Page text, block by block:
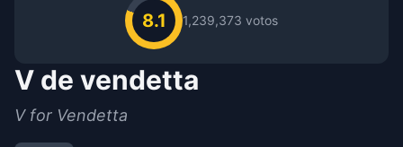
8.1 1,239,373 votos
V de vendetta
V for Vendetta